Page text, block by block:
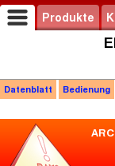
Produkte
Datenblatt Bedienung